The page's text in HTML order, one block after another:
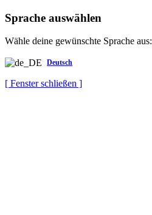
Sprache auswählen
Wähle deine gewünschte Sprache aus:
Deutsch
[ Fenster schließen ]